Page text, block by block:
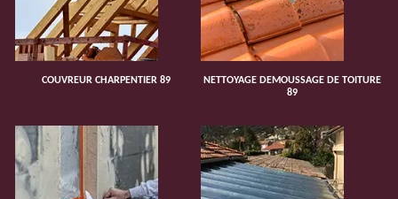
COUVREUR CHARPENTIER 89
NETTOYAGE DEMOUSSAGE DE TOITURE
89